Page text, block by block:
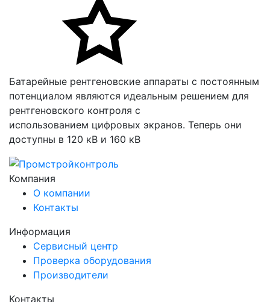
Батарейные рентгеновские аппараты с постоянным
потенциалом являются идеальным решением для
рентгеновского контроля с
использованием цифровых экранов. Теперь они
доступны в 120 кВ и 160 кВ
Компания
О компании
Контакты
Информация
Сервисный центр
Проверка оборудования
Производители
Контакты